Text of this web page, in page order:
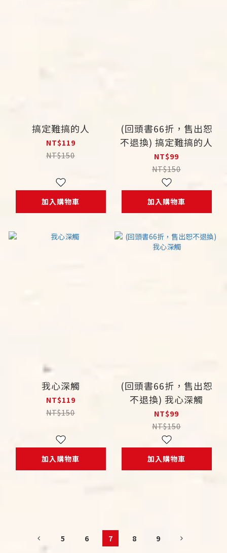
搞定難搞的人
NT$119
NT$150
加入購物車
(回頭書66折，售出恕
不退換) 搞定難搞的人
NT$99
NT$150
加入購物車
我心深觸
NT$119
NT$150
加入購物車
(回頭書66折，售出恕
不退換) 我心深觸
NT$99
NT$150
加入購物車
5 6 7 8 9